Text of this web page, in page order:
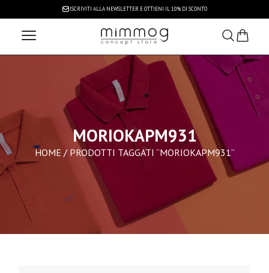
ISCRIVITI ALLA NEWSLETTER E OTTIENI IL 10% DI SCONTO
MORIOKAPM931
HOME / PRODOTTI TAGGATI “MORIOKAPM931”